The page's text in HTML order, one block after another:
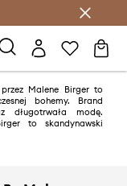
Malene Birger to
bohemy. Brand
długotrwała modę.
to skandynawski